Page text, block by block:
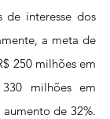
de interesse dos
a meta de
250 milhões em
milhões em
de 32%.